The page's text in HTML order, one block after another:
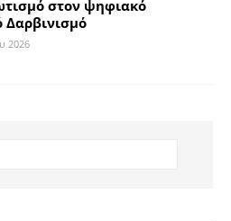
στον ψηφιακό
Δαρβινισμό
2026